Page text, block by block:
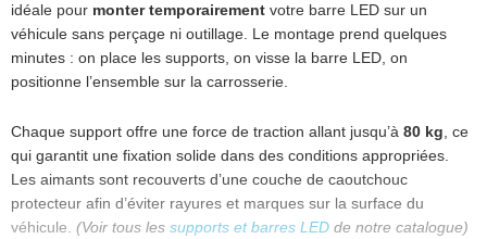
idéale pour monter temporairement votre barre LED sur un
véhicule sans perçage ni outillage. Le montage prend quelques
minutes : on place les supports, on visse la barre LED, on
positionne l’ensemble sur la carrosserie.
Chaque support offre une force de traction allant jusqu’à 80 kg , ce
qui garantit une fixation solide dans des conditions appropriées.
Les aimants sont recouverts d’une couche de caoutchouc
protecteur afin d’éviter rayures et marques sur la surface du
véhicule. (Voir tous les supports et barres LED de notre catalogue)